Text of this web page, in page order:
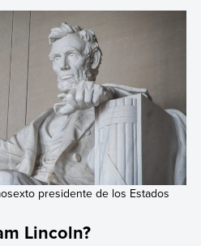
presidente de los Estados
Lincoln?